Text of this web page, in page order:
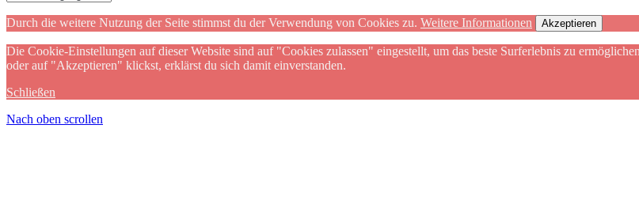
Durch die weitere Nutzung der Seite stimmst du der Verwendung von Cookies zu. Weitere Informationen Akzeptieren
Die Cookie-Einstellungen auf dieser Website sind auf "Cookies zulassen" eingestellt, um das beste Surferlebnis zu
oder auf "Akzeptieren" klickst, erklärst du sich damit einverstanden.
Schließen
Nach oben scrollen